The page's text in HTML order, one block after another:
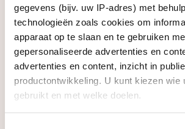
gegevens (bijv. uw IP-adres) met
technologieën zoals cookies om
apparaat op te slaan en te gebruiken
gepersonaliseerde advertenties en
advertenties en content, inzicht in
productontwikkeling. U kunt kiezen wie
gebruikt en met welke doelen.
alertheid. Stel dat er vier rijders
ronden lang geen eliminatie? Hoe
de rijders? Men onderschat het.
ontzettend lucratief. Je hoeft
een klein zetje naar achteren te
af. Of je zet je schaats voor die van
kun je zo snel weten dat er niets
Dit onderdeel werkt fraude in de